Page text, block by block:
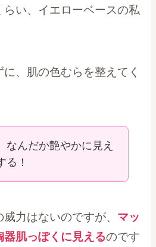
い、イエローベースの私
、肌の色むらを整えてく
なんだか艶やかに見え
る！
力はないのですが、 マッ
器肌っぽくに見えるのです